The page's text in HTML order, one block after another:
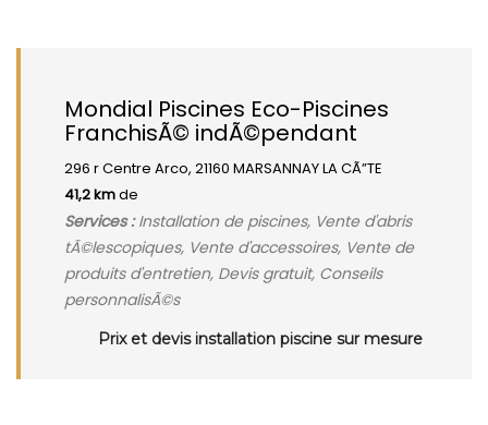
Mondial Piscines Eco-Piscines
FranchisÃ© indÃ©pendant
296 r Centre Arco, 21160 MARSANNAY LA CÃ”TE
41,2 kmde
Services :Installation de piscines, Vente d'abris
tÃ©lescopiques, Vente d'accessoires, Vente de
produits d'entretien, Devis gratuit, Conseils
personnalisÃ©s
Prix et devis installation piscine sur mesure